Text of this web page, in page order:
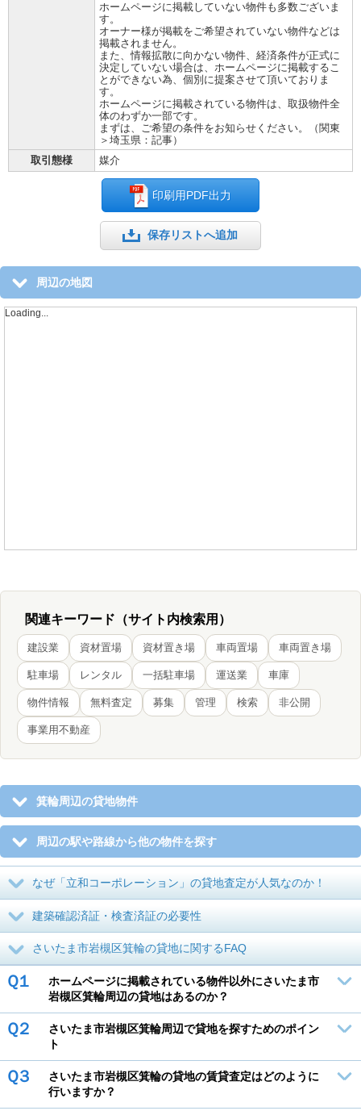
ホームページに掲載していない物件も多数ございま
す。
オーナー様が掲載をご希望されていない物件などは
掲載されません。
また、情報拡散に向かない物件、経済条件が正式に
決定していない場合は、ホームページに掲載するこ
とができない為、個別に提案させて頂いておりま
す。
ホームページに掲載されている物件は、取扱物件全
体のわずか一部です。
まずは、ご希望の条件をお知らせください。（関東
＞埼玉県：記事）
取引態様
媒介
印刷用PDF出力
保存リストへ追加
周辺の地図
Loading...
関連キーワード（サイト内検索用）
建設業 資材置場 資材置き場 車両置場 車両置き場
駐車場 レンタル 一括駐車場 運送業 車庫
物件情報 無料査定 募集 管理 検索 非公開
事業用不動産
箕輪周辺の貸地物件
周辺の駅や路線から他の物件を探す
なぜ「立和コーポレーション」の貸地査定が人気なのか！
建築確認済証・検査済証の必要性
さいたま市岩槻区箕輪の貸地に関するFAQ
Ｑ１
ホームページに掲載されている物件以外にさいたま市
岩槻区箕輪周辺の貸地はあるのか？
Ｑ２
さいたま市岩槻区箕輪周辺で貸地を探すためのポイン
ト
Ｑ３
さいたま市岩槻区箕輪の貸地の賃貸査定はどのように
行いますか？